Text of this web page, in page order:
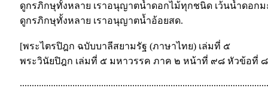
ดูกรภิกษุทั้งหลาย เราอนุญาตน้ำดอกไม้ทุกชนิด เว้นน้ำดอกม
ดูกรภิกษุทั้งหลาย เราอนุญาตน้ำอ้อยสด.
[พระไตรปิฎก ฉบับบาลีสยามรัฐ (ภาษาไทย) เล่มที่ ๕
พระวินัยปิฎก เล่มที่ ๕ มหาวรรค ภาค ๒ หน้าที่ ๙๘ หัวข้อที่